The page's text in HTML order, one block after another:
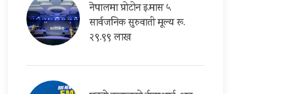
नेपालमा प्रोटोन इ.मास ५
सार्वजनिक सुरुवाती मूल्य रू.
२९.९९ लाख